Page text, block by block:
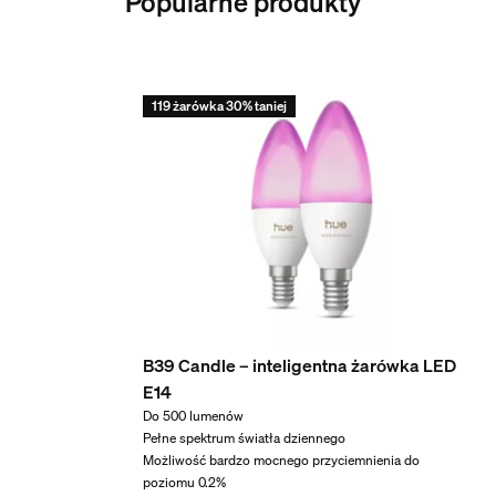
Wilgotność podczas eksploatacji
0–35°C
Dodatkowe funkcje/
Gwarancja
2 lata
Tak
Wymiary i waga
119 żarówka 30% taniej
B39 Candle – inteligentna żarówka LED
E14
Do 500 lumenów
Pełne spektrum światła dziennego
Możliwość bardzo mocnego przyciemnienia do
poziomu 0.2%